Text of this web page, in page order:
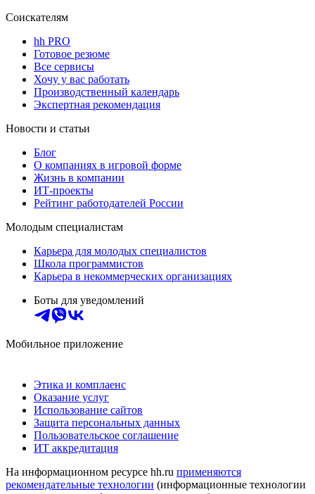
Соискателям
hh PRO
Готовое резюме
Все сервисы
Хочу у вас работать
Производственный календарь
Экспертная рекомендация
Новости и статьи
Блог
О компаниях в игровой форме
Жизнь в компании
ИТ-проекты
Рейтинг работодателей России
Молодым специалистам
Карьера для молодых специалистов
Школа программистов
Карьера в некоммерческих организациях
Боты для уведомлений
Мобильное приложение
Этика и комплаенс
Оказание услуг
Использование сайтов
Защита персональных данных
Пользовательское соглашение
ИТ аккредитация
На информационном ресурсе hh.ru применяются
рекомендательные технологии (информационные технологии